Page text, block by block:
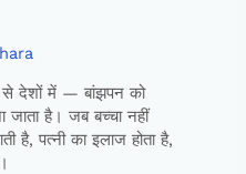
देशों में — बांझपन को
जाता है। जब बच्चा नहीं
है, पत्नी का इलाज होता है,